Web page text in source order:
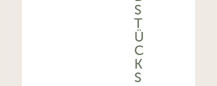
S
T
Ü
C
K
S